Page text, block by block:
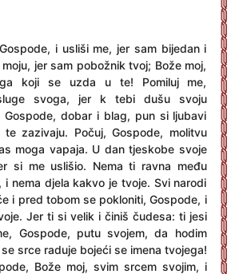
i usliši me, jer sam bijedan i
jer sam pobožnik tvoj; Bože moj,
koji se uzda u te! Pomiluj me,
svoga, jer k tebi dušu svoju
dobar i blag, pun si ljubavi
zazivaju. Počuj, Gospode, molitvu
moga vapaja. U dan tjeskobe svoje
si me uslišio. Nema ti ravna među
i nema djela kakvo je tvoje. Svi narodi
i pred tobom se pokloniti, Gospode, i
Jer ti si velik i činiš čudesa: ti jesi
Gospode, putu svojem, da hodim
srce raduje bojeći se imena tvojega!
Bože moj, svim srcem svojim, i